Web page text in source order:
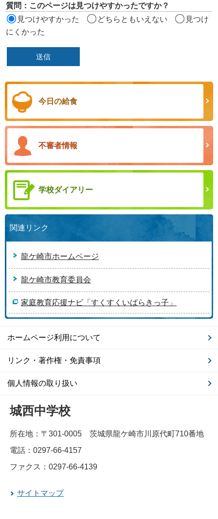
質問：このページは見つけやすかったですか？
見つけやすかった
どちらともいえない
見つけ
にくかった
今日の給食
不審者情報
学校ダイアリー
関連リンク
龍ケ崎市ホームページ
龍ケ崎市教育委員会
家庭教育応援ナビ「すくすくいばらきっ子」
ホームページ利用について
リンク・著作権・免責事項
個人情報の取り扱い
城西中学校
所在地：〒301-0005 茨城県龍ケ崎市川原代町710番地
電話：0297-66-4157
ファクス：0297-66-4139
サイトマップ